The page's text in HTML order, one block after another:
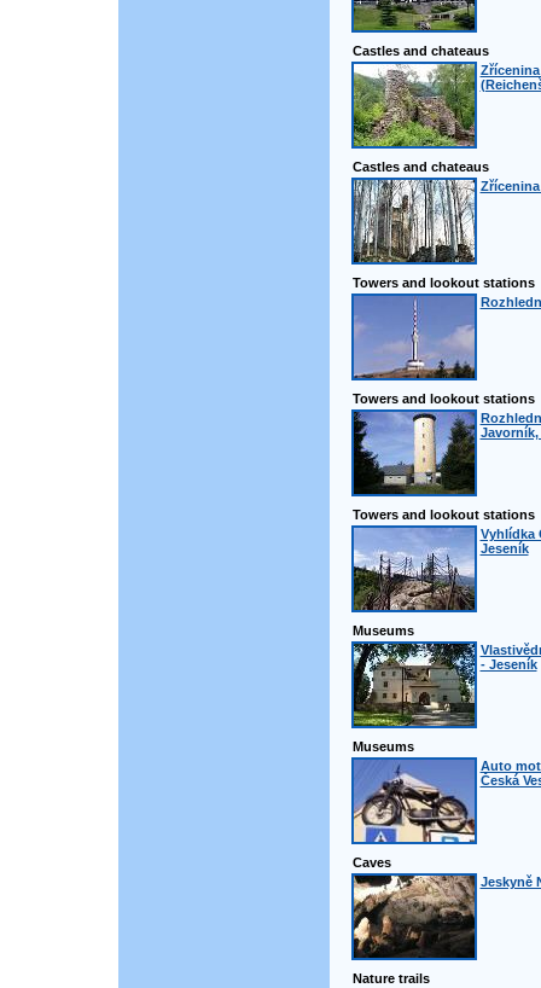
Castles and chateaus
Castles and chateaus
Towers and lookout stations
Towers and lookout stations
Javorník,
Towers and lookout stations
Vyhlídka
Jeseník
Museums
- Jeseník
Museums
Auto
Česká
Caves
Jeskyně
Nature trails